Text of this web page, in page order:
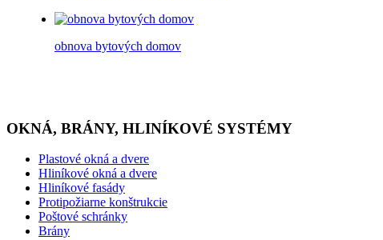
obnova bytových domov
OKNÁ, BRÁNY, HLINÍKOVÉ SYSTÉMY
Plastové okná a dvere
Hliníkové okná a dvere
Hliníkové fasády
Protipožiarne konštrukcie
Poštové schránky
Brány